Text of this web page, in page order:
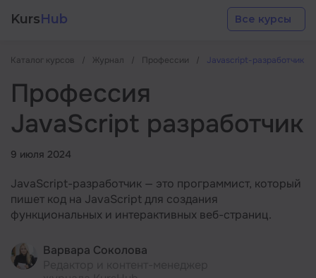
KursHub Все курсы
Каталог курсов Журнал Профессии Javascript-разработчик
Профессия
JavaScript разработчик
9 июля 2024
JavaScript-разработчик — это программист, который
пишет код на JavaScript для создания
функциональных и интерактивных веб-страниц.
Варвара Соколова
Разработка
Маркетинг